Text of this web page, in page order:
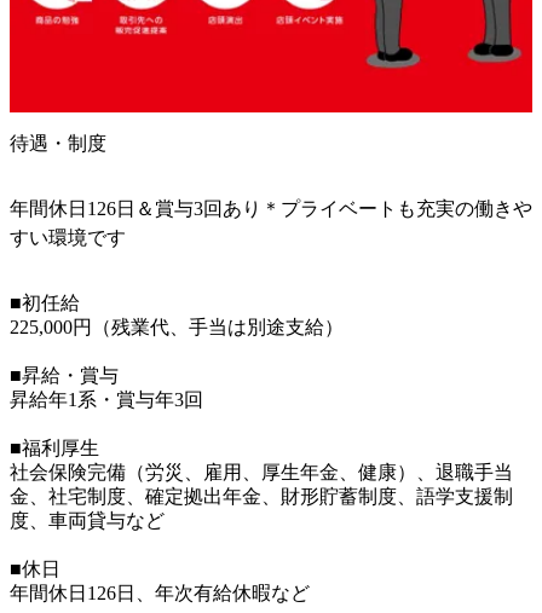
待遇・制度
年間休日126日＆賞与3回あり＊プライベートも充実の働きや
すい環境です
■初任給
225,000円（残業代、手当は別途支給）
■昇給・賞与
昇給年1系・賞与年3回
■福利厚生
社会保険完備（労災、雇用、厚生年金、健康）、退職手当
金、社宅制度、確定拠出年金、財形貯蓄制度、語学支援制
度、車両貸与など
■休日
年間休日126日、年次有給休暇など